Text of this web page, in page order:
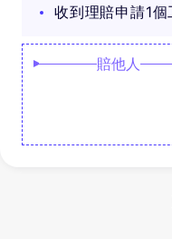
收到理賠申請1
賠他人